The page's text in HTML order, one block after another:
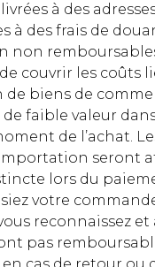
à des
à des frais de
non
couvrir les coûts
de biens de
faible valeur dans
de l’achat.
seront
lors du
votre
reconnaissez et
pas